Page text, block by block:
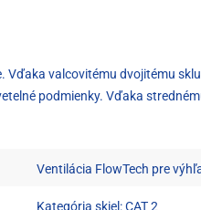
valcovitému dvojitému
podmienky. Vďaka
Ventilácia FlowTech pre
Kategória skiel: CAT 2